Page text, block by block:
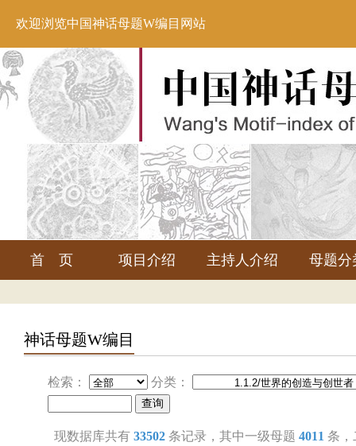
欢迎浏览中国神话母题W编目网站
首 页 项目介绍 主持人介绍 母题分
神话母题W编目
检索： 分类：
现数据库共有 33502 条记录，其中一级母题 4011 条